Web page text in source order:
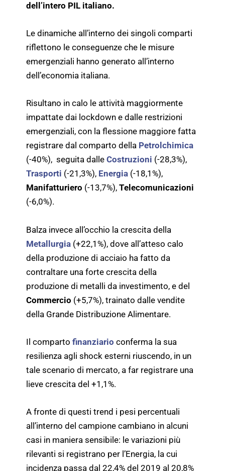
dell’intero PIL italiano.
Le dinamiche all’interno dei singoli comparti
riflettono le conseguenze che le misure
emergenziali hanno generato all’interno
dell’economia italiana.
Risultano in calo le attività maggiormente
impattate dai lockdown e dalle restrizioni
emergenziali, con la flessione maggiore fatta
registrare dal comparto della Petrolchimica
(-40%), seguita dalleCostruzioni (-28,3%),
Trasporti (-21,3%), Energia (-18,1%),
Manifatturiero (-13,7%),Telecomunicazioni
(-6,0%).
Balza invece all’occhio la crescita della
Metallurgia (+22,1%), dove all’atteso calo
della produzione di acciaio ha fatto da
contraltare una forte crescita della
produzione di metalli da investimento, e del
Commercio (+5,7%), trainato dalle vendite
della Grande Distribuzione Alimentare.
Il compartofinanziario conferma la sua
resilienza agli shock esterni riuscendo, in un
tale scenario di mercato, a far registrare una
lieve crescita del +1,1%.
A fronte di questi trend i pesi percentuali
all’interno del campione cambiano in alcuni
casi in maniera sensibile: le variazioni più
rilevanti si registrano per l’Energia, la cui
incidenza passa dal 22,4% del 2019 al 20,8%